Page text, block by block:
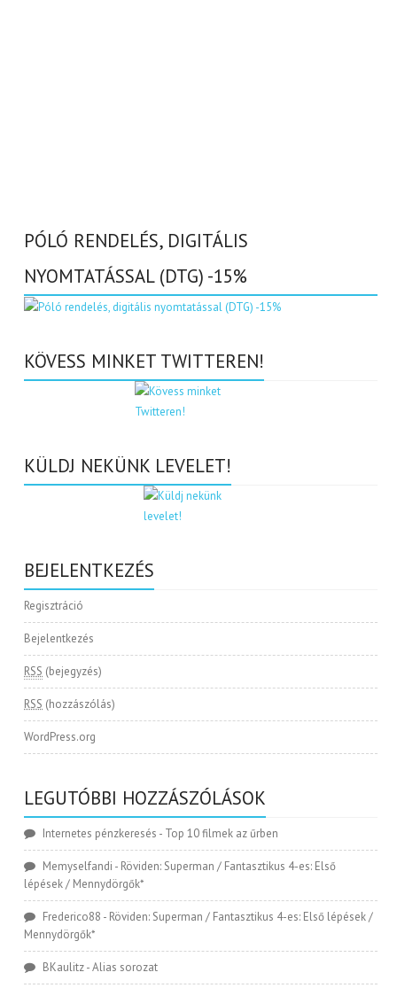
PÓLÓ RENDELÉS, DIGITÁLIS
NYOMTATÁSSAL (DTG) -15%
KÖVESS MINKET TWITTEREN!
KÜLDJ NEKÜNK LEVELET!
BEJELENTKEZÉS
Regisztráció
Bejelentkezés
RSS (bejegyzés)
RSS (hozzászólás)
WordPress.org
LEGUTÓBBI HOZZÁSZÓLÁSOK
Internetes pénzkeresés - Top 10 filmek az űrben
Memyselfandi - Röviden: Superman / Fantasztikus 4-es: Első
lépések / Mennydörgők*
Frederico88 - Röviden: Superman / Fantasztikus 4-es: Első lépések /
Mennydörgők*
BKaulitz-Alias sorozat